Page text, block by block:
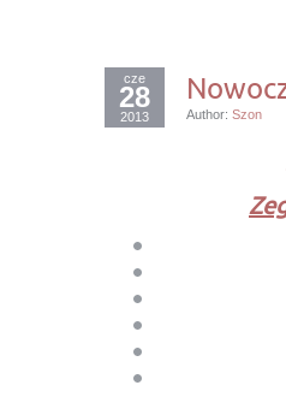
cze
28
2013 Author: Szon